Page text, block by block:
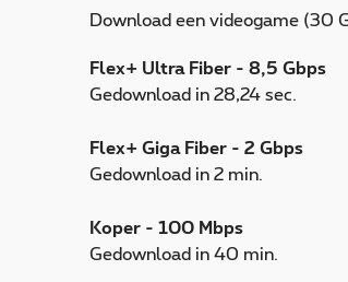
Download een videogame (30
Flex+ Ultra Fiber - 8,5 Gbps
Gedownload in 28,24 sec.
Flex+ Giga Fiber - 2 Gbps
Gedownload in 2 min.
Koper - 100 Mbps
Gedownload in 40 min.